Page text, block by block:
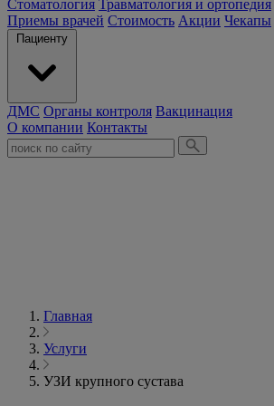
Стоматология Травматология и ортопедия
Приемы врачей Стоимость Акции Чекапы
Пациенту
ДМС Органы контроля Вакцинация
О компании Контакты
Главная
Услуги
УЗИ крупного сустава